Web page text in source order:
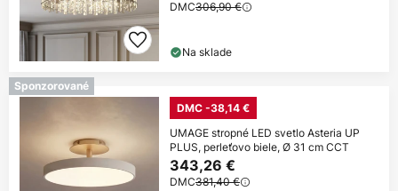
DMC306,90 €
Na sklade
Sponzorované
DMC -38,14 €
UMAGE stropné LED svetlo Asteria UP
PLUS, perleťovo biele, Ø 31 cm CCT
343,26 €
DMC381,40 €